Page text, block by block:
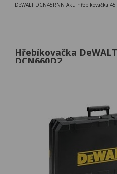
DeWALT DCN45RNN Aku hřebíkovačka
Hřebíkovačka
DCN660D2